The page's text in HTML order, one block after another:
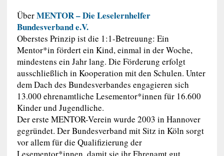
ÜberMENTOR – Die Leselernhelfer
Bundesverband e.V.
Oberstes Prinzip ist die 1:1-Betreuung: Ein
Mentor*in fördert ein Kind, einmal in der Woche,
mindestens ein Jahr lang. Die Förderung erfolgt
ausschließlich in Kooperation mit den Schulen. Unter
dem Dach des Bundesverbandes engagieren sich
13.000 ehrenamtliche Lesementor*innen für 16.600
Kinder und Jugendliche.
Der erste MENTOR-Verein wurde 2003 in Hannover
gegründet. Der Bundesverband mit Sitz in Köln sorgt
vor allem für die Qualifizierung der